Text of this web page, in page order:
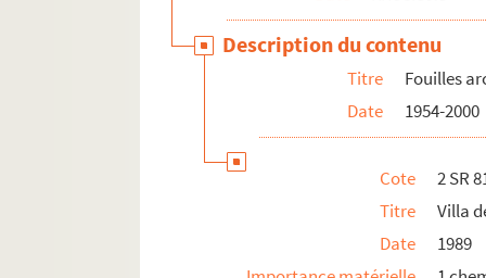
Description du contenu
Titre
Fouilles
Date
1954-2000
Cote
2 SR
Titre
Villa
Date
1989